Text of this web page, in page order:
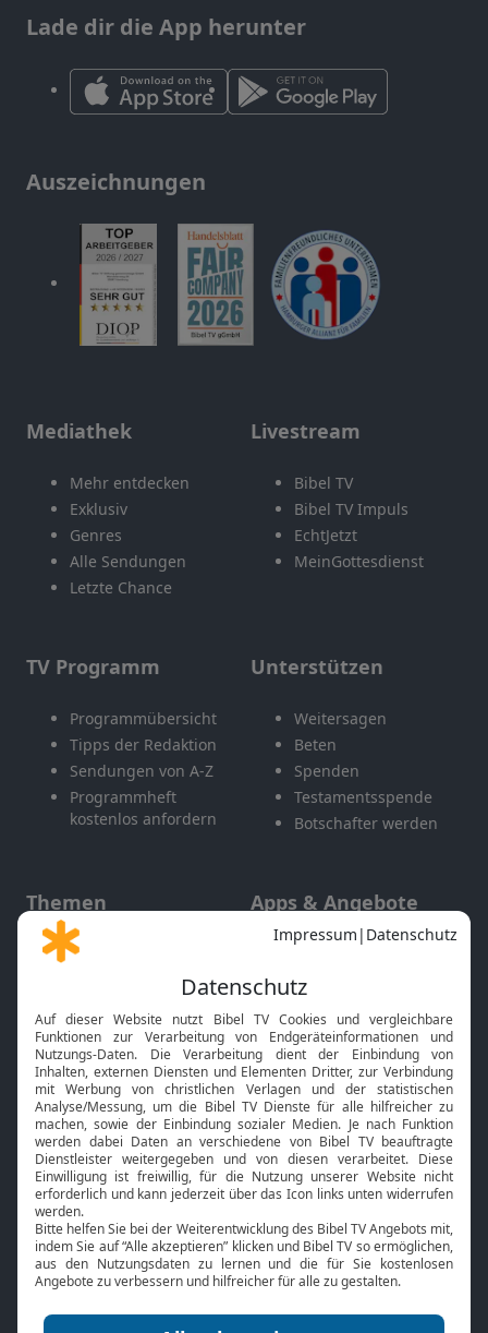
Lade dir die App herunter
Auszeichnungen
Mediathek
Mehr entdecken
Exklusiv
Genres
Alle Sendungen
Letzte Chance
Livestream
Bibel TV
Bibel TV Impuls
EchtJetzt
MeinGottesdienst
TV Programm
Programmübersicht
Tipps der Redaktion
Sendungen von A-Z
Programmheft
kostenlos anfordern
Unterstützen
Weitersagen
Beten
Spenden
Testamentsspende
Botschafter werden
Themen
Gott und Bibel erklärt
Neuigkeiten
Apps & Angebote
Mobile App
Smart TV
HbbTV
Bibelthek Online-Bibel
Nächster Gottesdienst
Bibel TV
Über uns
Jobs
Mediadaten
Service
Kontakt
TV-Empfang